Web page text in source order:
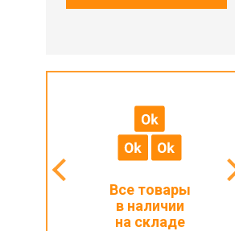
Все товары
в наличии
на складе